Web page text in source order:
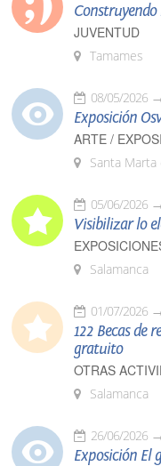
JUVENTUD
Tamames
08/05/2026
Exposición
ARTE /
Santa
05/06/2026
Visibilizar lo
Salamanca
01/07/2026
122 Becas de
gratuito
OTRAS
Salamanca
26/06/2026
Exposición El